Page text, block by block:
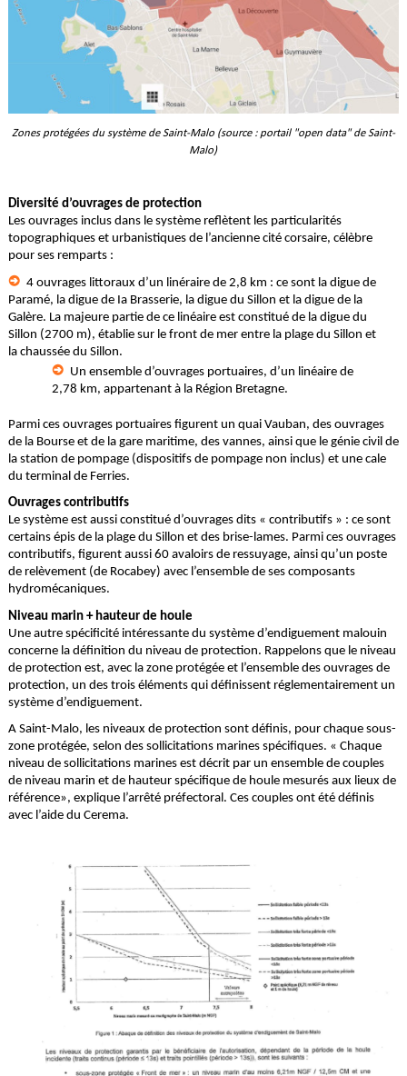
Zones protégées du système de Saint-Malo (source : portail "open data" de Saint-
Malo)
Diversité d’ouvrages de protection
Les ouvrages inclus dans le système reflètent les particularités
topographiques et urbanistiques de l’ancienne cité corsaire, célèbre
pour ses remparts :
4 ouvrages littoraux d’un linéraire de 2,8 km : ce sont la digue de
Paramé, la digue de Ia Brasserie, la digue du Sillon et la digue de la
Galère. La majeure partie de ce linéaire est constitué de la digue du
Sillon (2700 m), établie sur le front de mer entre la plage du Sillon et
la chaussée du Sillon.
Un ensemble d’ouvrages portuaires, d’un linéaire de
2,78 km, appartenant à la Région Bretagne.
Parmi ces ouvrages portuaires figurent un quai Vauban, des ouvrages
de la Bourse et de la gare maritime, des vannes, ainsi que le génie civil de
la station de pompage (dispositifs de pompage non inclus) et une cale
du terminal de Ferries.
Ouvrages contributifs
Le système est aussi constitué d’ouvrages dits « contributifs » : ce sont
certains épis de la plage du Sillon et des brise-lames. Parmi ces ouvrages
contributifs, figurent aussi 60 avaloirs de ressuyage, ainsi qu’un poste
de relèvement (de Rocabey) avec l’ensemble de ses composants
hydromécaniques.
Niveau marin + hauteur de houle
Une autre spécificité intéressante du système d’endiguement malouin
concerne la définition du niveau de protection. Rappelons que le niveau
de protection est, avec la zone protégée et l’ensemble des ouvrages de
protection, un des trois éléments qui définissent réglementairement un
système d’endiguement.
A Saint-Malo, les niveaux de protection sont définis, pour chaque sous-
zone protégée, selon des sollicitations marines spécifiques. « Chaque
niveau de sollicitations marines est décrit par un ensemble de couples
de niveau marin et de hauteur spécifique de houle mesurés aux lieux de
référence», explique l’arrêté préfectoral. Ces couples ont été définis
avec l’aide du Cerema.